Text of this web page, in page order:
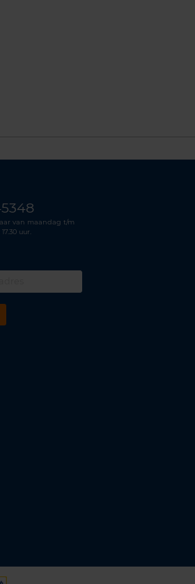
van maandag t/m
uur.